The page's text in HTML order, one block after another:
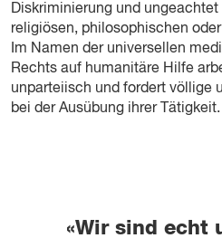
Diskriminierung und
religiösen, philosophischen
Im Namen der universellen
Rechts auf humanitäre Hilfe
unparteiisch und fordert völlige
bei der Ausübung ihrer Tätigkeit.
«Wir sind echt